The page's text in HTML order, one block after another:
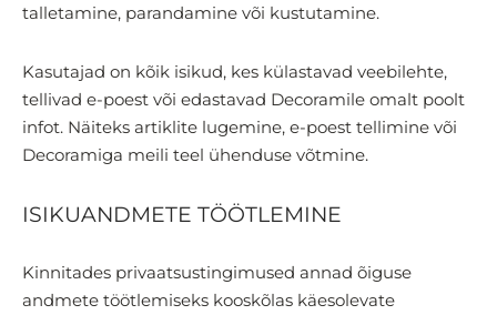
talletamine, parandamine või kustutamine.
Kasutajad on kõik isikud, kes külastavad veebilehte,
tellivad e-poest või edastavad Decoramile omalt poolt
infot. Näiteks artiklite lugemine, e-poest tellimine või
Decoramiga meili teel ühenduse võtmine.
ISIKUANDMETE TÖÖTLEMINE
Kinnitades privaatsustingimused annad õiguse
andmete töötlemiseks kooskõlas käesolevate